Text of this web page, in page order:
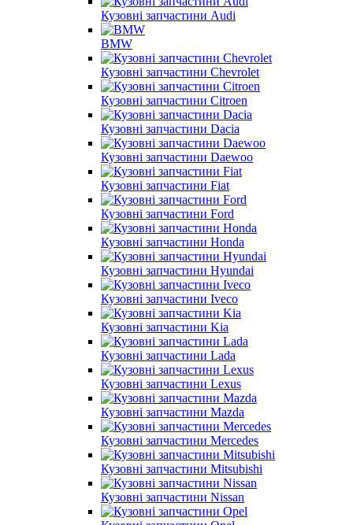
Кузовні запчастини Audi
BMW
Кузовні запчастини Chevrolet
Кузовні запчастини Citroen
Кузовні запчастини Dacia
Кузовні запчастини Daewoo
Кузовні запчастини Fiat
Кузовні запчастини Ford
Кузовні запчастини Honda
Кузовні запчастини Hyundai
Кузовні запчастини Iveco
Кузовні запчастини Kia
Кузовні запчастини Lada
Кузовні запчастини Lexus
Кузовні запчастини Mazda
Кузовні запчастини Mercedes
Кузовні запчастини Mitsubishi
Кузовні запчастини Nissan